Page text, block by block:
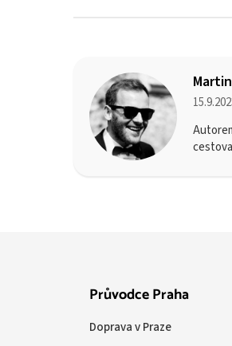
Průvodce Praha
Doprava v Praze